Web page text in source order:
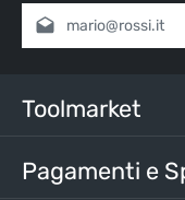
Indirizzo e-mail*
nostri termini e
Inserisci i caratteri
Toolmarket
Pagamenti e